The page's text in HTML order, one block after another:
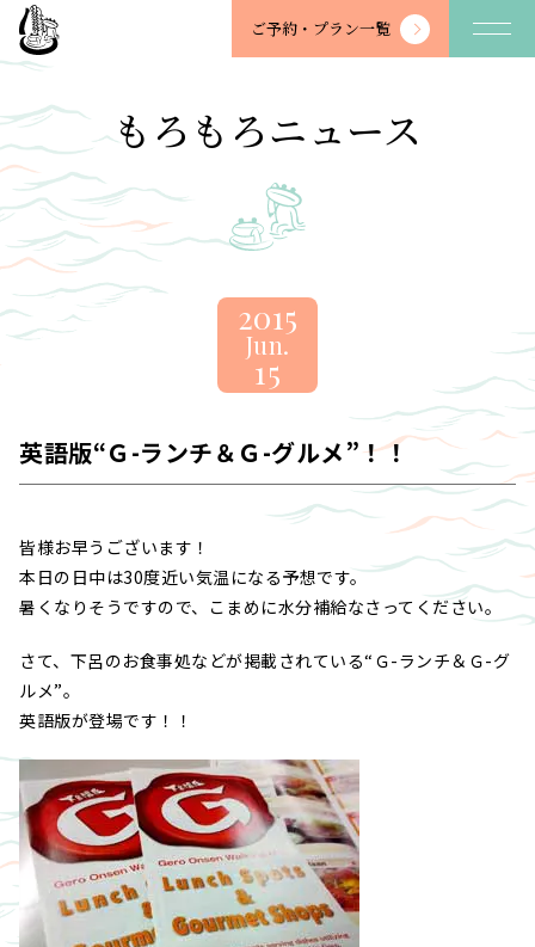
望
川
-
BOSENKAN
ご予約・ プラン一覧
もろもろニュース
2015
Jun.
15
英語版“Ｇ-ランチ＆Ｇ-グルメ”！！
皆様お早うございます！
本日の日中は30度近い気温になる予想です。
暑くなりそうですので、こまめに水分補給なさってください。
さて、下呂のお食事処などが掲載されている“Ｇ-ランチ＆Ｇ-グ
ルメ”。
英語版が登場です！！